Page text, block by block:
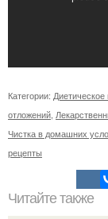
Категории: Диетическое
отложений
Чистка в домашних
рецепты
Читайте также